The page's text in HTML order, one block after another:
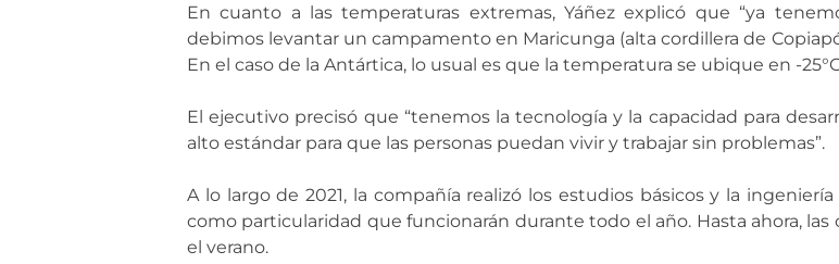
En cuanto a las temperaturas extremas, Yáñez explicó que “ya
debimos levantar un campamento en Maricunga (alta cordillera de
En el caso de la Antártica, lo usual es que la temperatura se ubique en -
El ejecutivo precisó que “tenemos la tecnología y la capacidad para
alto estándar para que las personas puedan vivir y trabajar sin problemas”.
A lo largo de 2021, la compañía realizó los estudios básicos y la
como particularidad que funcionarán durante todo el año. Hasta ahora,
el verano.